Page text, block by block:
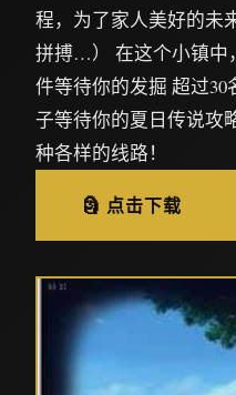
程，为了家人美好的未
拼搏…） 在这个小镇中
件等待你的发掘 超过
子等待你的夏日传说攻
种各样的线路！
🗿 点击下载